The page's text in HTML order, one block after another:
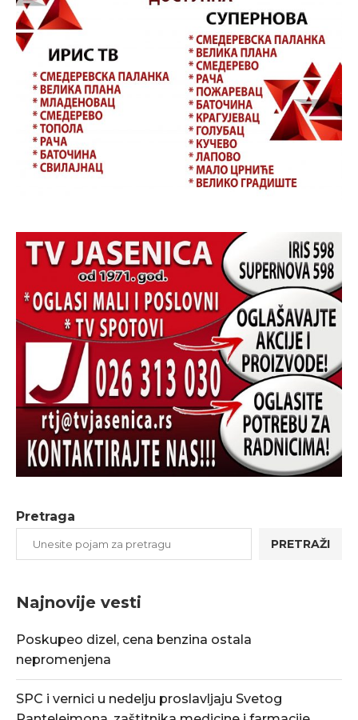
Pretraga
PRETRAŽI
Najnovije vesti
Poskupeo dizel, cena benzina ostala
nepromenjena
SPC i vernici u nedelju proslavljaju Svetog